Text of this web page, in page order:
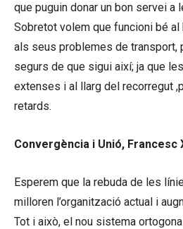
que puguin donar un bon servei a
Sobretot volem que funcioni bé al
als seus problemes de transport,
segurs de que sigui així; ja que
extenses i al llarg del recorregut
retards.
Convergència i Unió, Francesc
Esperem que la rebuda de les
milloren l’organització actual i
Tot i això, el nou sistema